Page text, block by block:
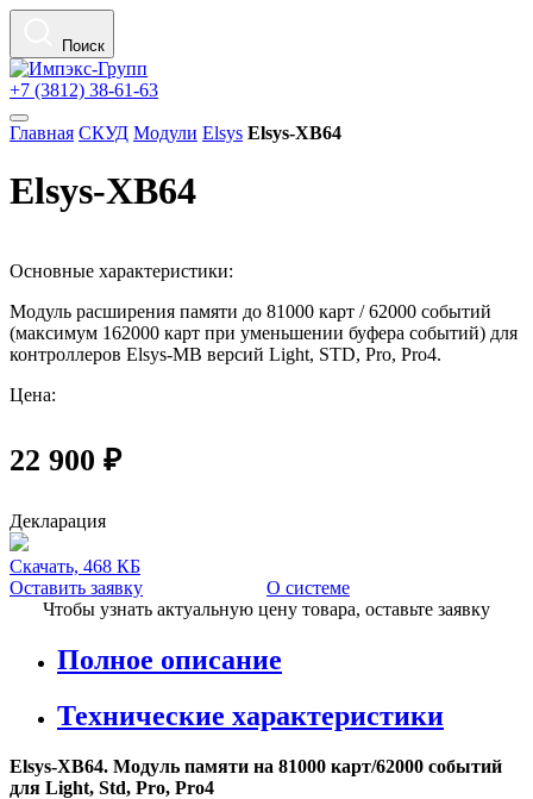
Поиск
+7 (3812) 38-61-63
Главная СКУД Модули Elsys Elsys-XB64
Elsys-XB64
Основные характеристики:
Модуль расширения памяти до 81000 карт / 62000 событий
(максимум 162000 карт при уменьшении буфера событий) для
контроллеров Elsys-MB версий Light, STD, Pro, Pro4.
Цена:
22 900 ₽
Декларация
Скачать, 468 КБ
Оставить заявку
О системе
Чтобы узнать актуальную цену товара, оставьте заявку
Полное описание
Технические характеристики
Elsys-XB64. Модуль памяти на 81000 карт/62000 событий
для Light, Std, Pro, Pro4